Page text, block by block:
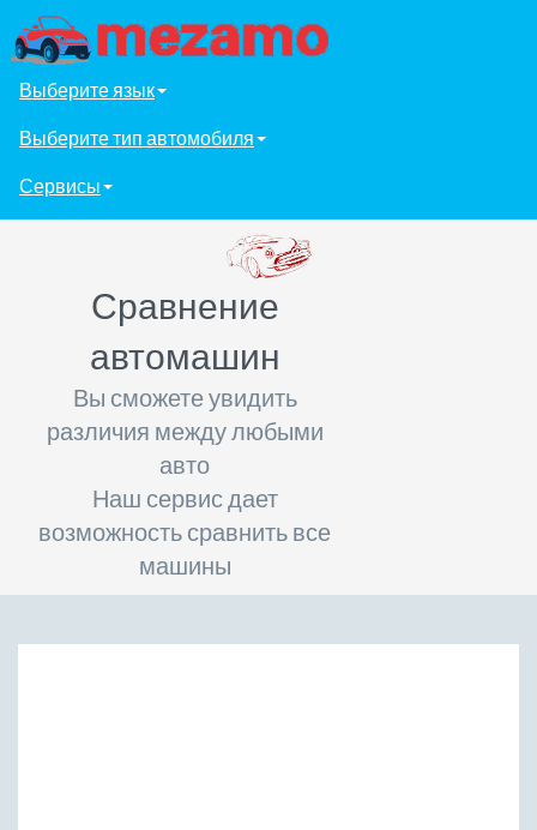
Выберите язык
Выберите тип автомобиля
Сервисы
Сравнение
автомашин
Вы сможете увидить
различия между любыми
авто
Наш сервис дает
возможность сравнить все
машины